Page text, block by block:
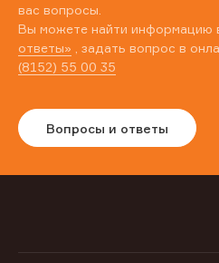
вас вопросы.
Вы можете найти информацию
ответы» , задать вопрос в
(8152) 55 00 35
Вопросы и ответы